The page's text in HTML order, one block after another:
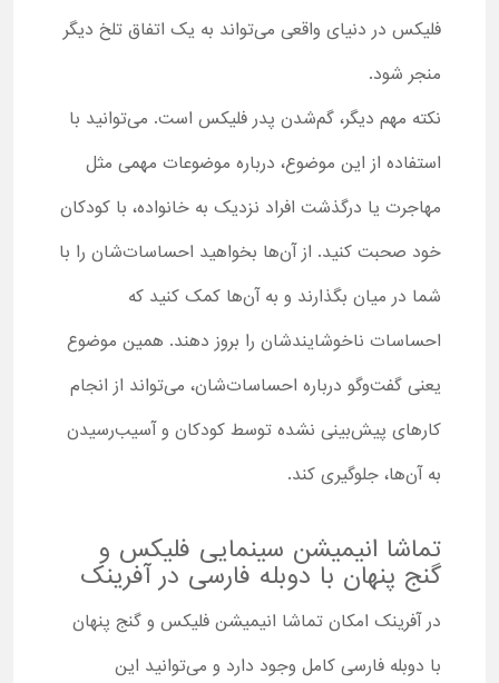
فلیکس در دنیای واقعی می‌تواند به یک اتفاق تلخ دیگر
منجر شود.
نکته مهم دیگر، گم‌شدن پدر فلیکس است. می‌توانید با
استفاده از این موضوع، درباره موضوعات مهمی مثل
مهاجرت یا درگذشت افراد نزدیک به خانواده، با کودکان
خود صحبت کنید. از آن‌ها بخواهید احساسات‌شان را با
شما در میان بگذارند و به آن‌ها کمک کنید که
احساسات ناخوشایندشان را بروز دهند. همین موضوع
یعنی گفت‌وگو درباره احساسات‌شان، می‌تواند از انجام
کارهای پیش‌بینی نشده توسط کودکان و آسیب‌رسیدن
به آن‌ها، جلوگیری کند.
تماشا انیمیشن سینمایی فلیکس و
گنج پنهان با دوبله فارسی در آفرینک
در آفرینک امکان تماشا انیمیشن فلیکس و گنج پنهان
با دوبله فارسی کامل وجود دارد و می‌توانید این